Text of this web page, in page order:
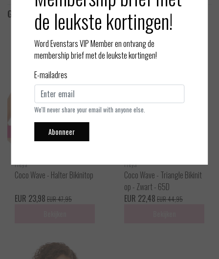
Gerelateerde producten
Freya
Coco Wave - Halter Bikinitop
EUR 23,98 EUR 47,95
Freya
Coco Wave - Triangle Bikinit
op - Zwart - 65D
EUR 22,48 EUR 44,95
de leukste kortingen!
Word Evenstars VIP Member en ontvang de
membership brief met de leukste kortingen!
E-mailadres
We'll never share your email with anyone else.
Abonneer